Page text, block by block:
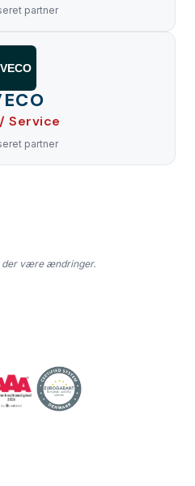
partner
Service
partner
der være ændringer.